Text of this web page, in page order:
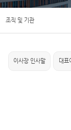
조직 및 기관
이사장 인사말 대표